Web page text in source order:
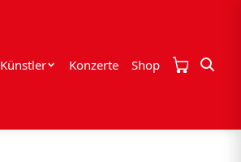
Künstler Konzerte Shop